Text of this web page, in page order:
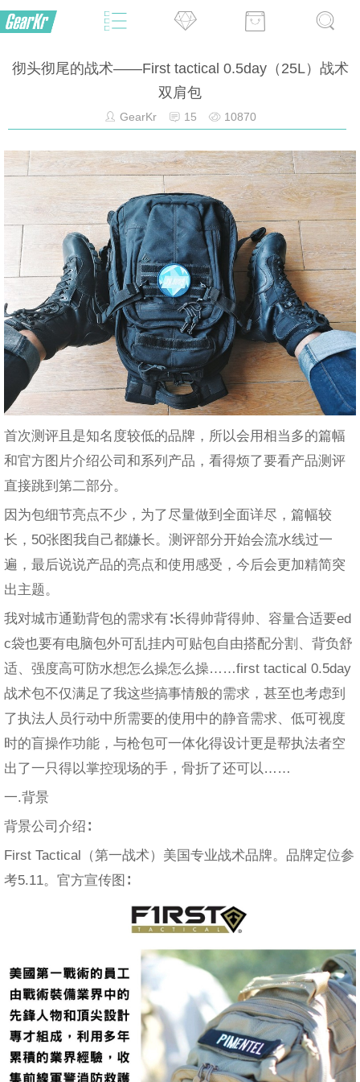
彻头彻尾的战术——First tactical 0.5day（25L）战术
双肩包
GearKr 15 10870
首次测评且是知名度较低的品牌，所以会用相当多的篇幅
和官方图片介绍公司和系列产品，看得烦了要看产品测评
直接跳到第二部分。
因为包细节亮点不少，为了尽量做到全面详尽，篇幅较
长，50张图我自己都嫌长。测评部分开始会流水线过一
遍，最后说说产品的亮点和使用感受，今后会更加精简突
出主题。
我对城市通勤背包的需求有∶长得帅背得帅、容量合适要ed
c袋也要有电脑包外可乱挂内可贴包自由搭配分割、背负舒
适、强度高可防水想怎么操怎么操……first tactical 0.5day
战术包不仅满足了我这些搞事情般的需求，甚至也考虑到
了执法人员行动中所需要的使用中的静音需求、低可视度
时的盲操作功能，与枪包可一体化得设计更是帮执法者空
出了一只得以掌控现场的手，骨折了还可以……
一.背景
背景公司介绍∶
First Tactical（第一战术）美国专业战术品牌。品牌定位参
考5.11。官方宣传图∶